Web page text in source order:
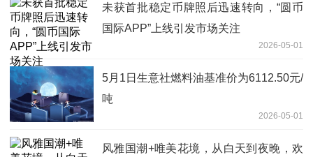
未获首批稳定币牌照后迅速转向，“圆币
国际APP”上线引发市场关注
2026-05-01
5月1日生意社燃料油基准价为6112.50元/
吨
2026-05-01
风雅国潮+唯美花境，从白天到夜晚，欢